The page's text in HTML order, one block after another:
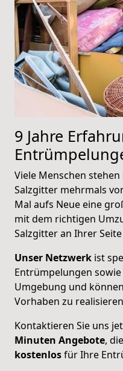
9 Jahre
Viele Menschen
Salzgitter mehrmals
Mal aufs Neue eine
mit dem richtigen
Salzgitter an Ihrer
Unser Netzwerk ist
Entrümpelungen
Umgebung und
Vorhaben zu
Kontaktieren Sie uns
Minuten Angebote, die
kostenlosfür Ihre